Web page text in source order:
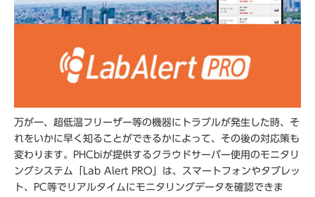
万が一、超低温フリーザー等の機器にトラブルが発生した時、そ
れをいかに早く知ることができるかによって、その後の対応策も
変わります。PHCbiが提供するクラウドサーバー使用のモニタリ
ングシステム「Lab Alert PRO」は、スマートフォンやタブレッ
ト、PC等でリアルタイムにモニタリングデータを確認できま